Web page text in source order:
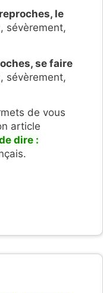
le
, sévèrement,
se faire
, sévèrement,
de vous
article
dire :